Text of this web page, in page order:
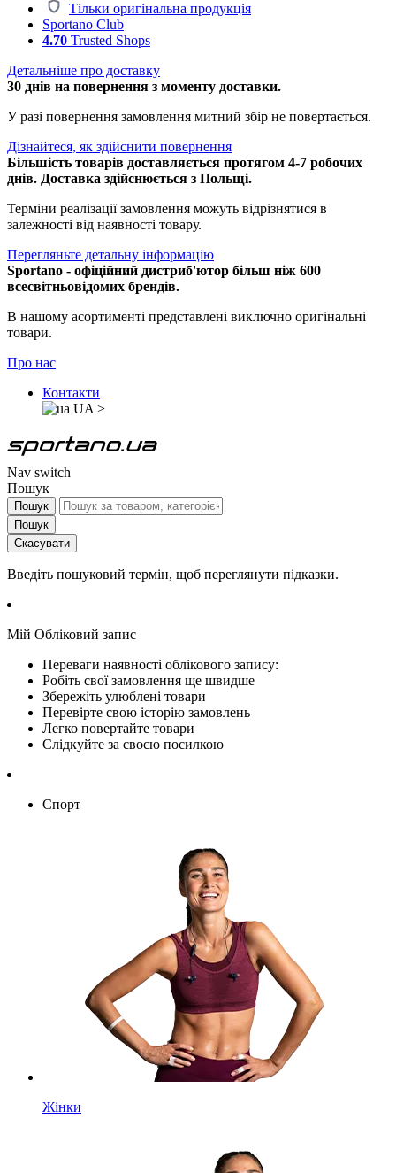
Тільки оригінальна продукція
Sportano Club
4.70 Trusted Shops
Детальніше про доставку
30 днів на повернення з моменту доставки.
У разі повернення замовлення митний збір не повертається.
Дізнайтеся, як здійснити повернення
Більшість товарів доставляється протягом 4-7 робочих
днів. Доставка здійснюється з Польщі.
Терміни реалізації замовлення можуть відрізнятися в
залежності від наявності товару.
Перегляньте детальну інформацію
Sportano - офіційний дистриб'ютор більш ніж 600
всесвітньовідомих брендів.
В нашому асортименті представлені виключно оригінальні
товари.
Про нас
Контакти
UA >
Nav switch
Пошук
Пошук
Пошук
Скасувати
Введіть пошуковий термін, щоб переглянути підказки.
Мій Обліковий запис
Переваги наявності облікового запису:
Робіть свої замовлення ще швидше
Збережіть улюблені товари
Перевірте свою історію замовлень
Легко повертайте товари
Слідкуйте за своєю посилкою
Спорт
Жінки